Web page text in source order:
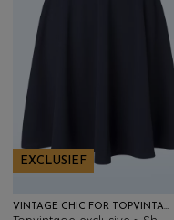
EXCLUSIEF
VINTAGE CHIC FOR TOPVINTAGE